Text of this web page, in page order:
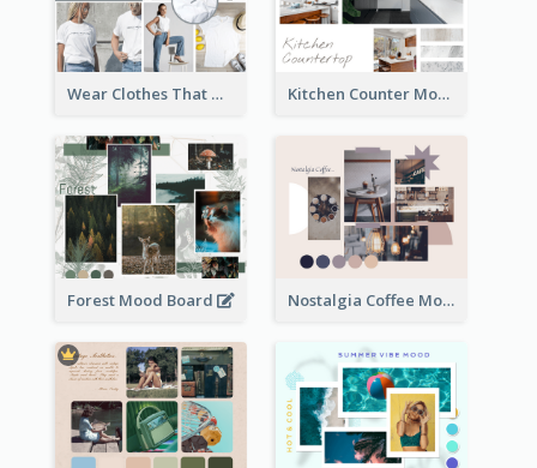
Wear Clothes That Matter Mood Board Kitchen Counter Mood Board
Forest Mood Board Nostalgia Coffee Mood Board